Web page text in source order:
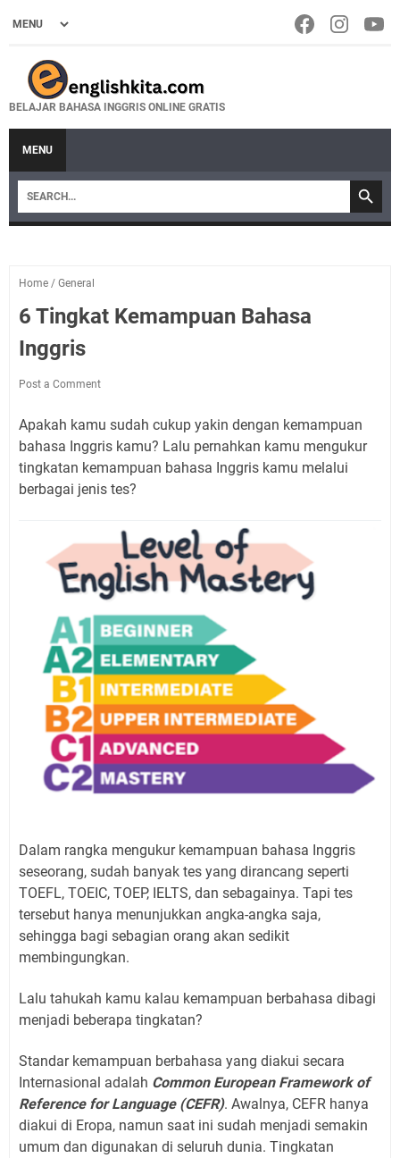
BELAJAR BAHASA INGGRIS ONLINE GRATIS
MENU
Home / General
6 Tingkat Kemampuan Bahasa
Inggris
Post a Comment
Apakah kamu sudah cukup yakin dengan kemampuan
bahasa Inggris kamu? Lalu pernahkan kamu mengukur
tingkatan kemampuan bahasa Inggris kamu melalui
berbagai jenis tes?
Dalam rangka mengukur kemampuan bahasa Inggris
seseorang, sudah banyak tes yang dirancang seperti
TOEFL, TOEIC, TOEP, IELTS, dan sebagainya. Tapi tes
tersebut hanya menunjukkan angka-angka saja,
sehingga bagi sebagian orang akan sedikit
membingungkan.
Lalu tahukah kamu kalau kemampuan berbahasa dibagi
menjadi beberapa tingkatan?
Standar kemampuan berbahasa yang diakui secara
Internasional adalah Common European Framework of
Reference for Language (CEFR). Awalnya, CEFR hanya
diakui di Eropa, namun saat ini sudah menjadi semakin
umum dan digunakan di seluruh dunia. Tingkatan